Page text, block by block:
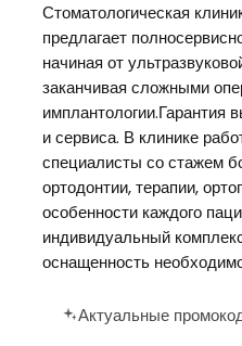
Стоматологическая
предлагает
начиная от
заканчивая сложными
имплантологии.Гарантия
и сервиса. В клинике
специалисты со стажем
ортодонтии, терапии,
особенности каждого
индивидуальный
оснащенность
Актуальные